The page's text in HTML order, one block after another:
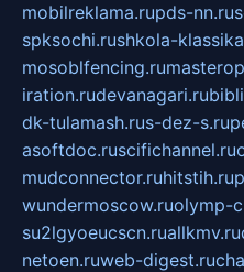
mobilreklama.rupds-nn.ru
spksochi.rushkola-
mosoblfencing.ru
iration.rudevanagari.ru
dk-tulamash.rus-dez-s.ru
asoftdoc.ruscifichannel.ru
mudconnector.ruhitstih.ru
wundermoscow.ruolymp-
su2lgyoeucscn.ruallkmv.ru
netoen.ruweb-digest.ru